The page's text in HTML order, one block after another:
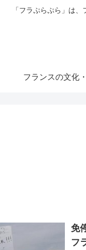
「フラぷらぷら」は
フランスの文化
免
フ